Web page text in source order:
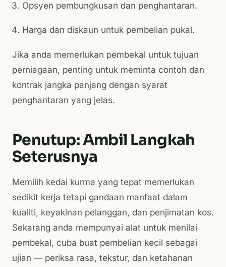
Opsyen pembungkusan dan penghantaran.
Harga dan diskaun untuk pembelian pukal.
Jika anda memerlukan pembekal untuk tujuan
perniagaan, penting untuk meminta contoh dan
kontrak jangka panjang dengan syarat
penghantaran yang jelas.
Penutup: Ambil Langkah
Seterusnya
Memilih kedai kurma yang tepat memerlukan
sedikit kerja tetapi gandaan manfaat dalam
kualiti, keyakinan pelanggan, dan penjimatan kos.
Sekarang anda mempunyai alat untuk menilai
pembekal, cuba buat pembelian kecil sebagai
ujian — periksa rasa, tekstur, dan ketahanan